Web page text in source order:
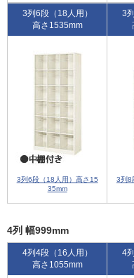
3列6段（18人用）
高さ1535mm
3列6段（18人用）高さ15
35mm
3
3列8
4列 幅999mm
4列4段（16人用）
高さ1055mm
4